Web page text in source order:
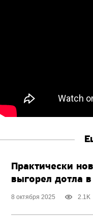
Практически
выгорел дотла
8 октября 2025 2.1K